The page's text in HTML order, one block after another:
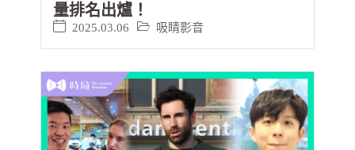
量排名出爐！
2025.03.06 吸睛影音